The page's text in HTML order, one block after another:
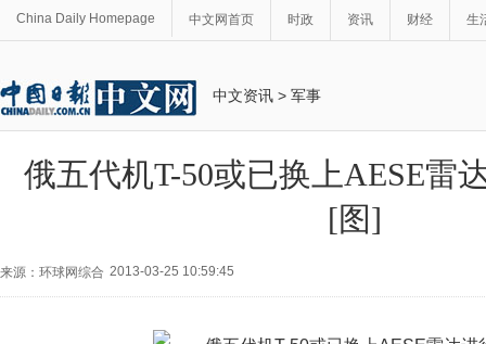
China Daily Homepage 中文网首页 时政 资讯 财经 生
中文资讯 > 军事
俄五代机T-50或已换上AESE雷
[图]
来源：环球网综合 2013-03-25 10:59:45